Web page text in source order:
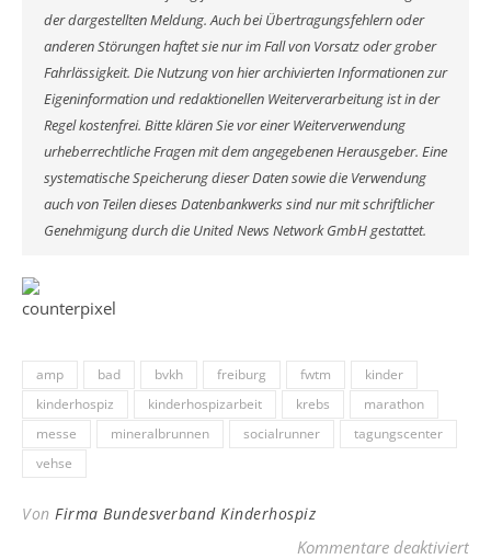
der dargestellten Meldung. Auch bei Übertragungsfehlern oder
anderen Störungen haftet sie nur im Fall von Vorsatz oder grober
Fahrlässigkeit. Die Nutzung von hier archivierten Informationen zur
Eigeninformation und redaktionellen Weiterverarbeitung ist in der
Regel kostenfrei. Bitte klären Sie vor einer Weiterverwendung
urheberrechtliche Fragen mit dem angegebenen Herausgeber. Eine
systematische Speicherung dieser Daten sowie die Verwendung
auch von Teilen dieses Datenbankwerks sind nur mit schriftlicher
Genehmigung durch die United News Network GmbH gestattet.
amp bad bvkh freiburg fwtm
kinder
kinderhospiz
kinderhospizarbeit krebs
marathon
messe
mineralbrunnen socialrunner
tagungscenter
vehse
Von Firma Bundesverband Kinderhospiz
Kommentare deaktiviertfür